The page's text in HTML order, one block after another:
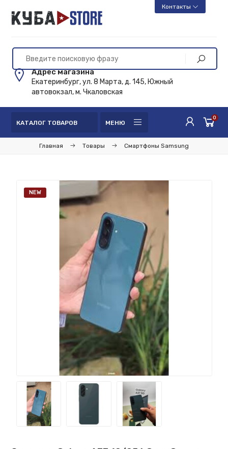
Контакты
Адрес магазина
Екатеринбург, ул. 8 Марта, д. 145, Южный
автовокзал, м. Чкаловская
КАТАЛОГ ТОВАРОВ МЕНЮ
0
Главная Товары Смартфоны Samsung
NEW